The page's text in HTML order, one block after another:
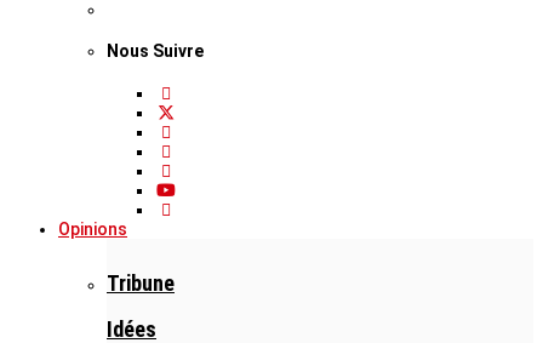
Nous Suivre
Opinions
Tribune
Idées